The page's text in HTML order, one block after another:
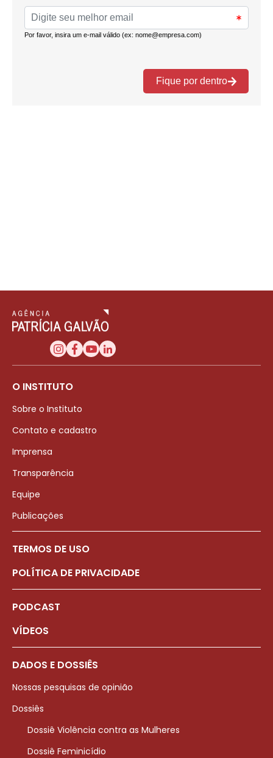
O INSTITUTO
Sobre o Instituto
Contato e cadastro
Imprensa
Transparência
Equipe
Publicações
TERMOS DE USO
POLÍTICA DE PRIVACIDADE
PODCAST
VÍDEOS
DADOS E DOSSIÊS
Nossas pesquisas de opinião
Dossiês
Dossiê Violência contra as Mulheres
Dossiê Feminicídio